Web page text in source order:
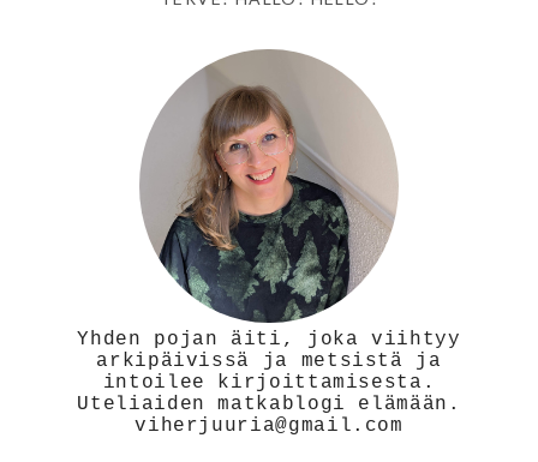
Yhden pojan äiti, joka viihtyy
arkipäivissä ja metsistä ja
intoilee kirjoittamisesta.
Uteliaiden matkablogi elämään.
viherjuuria@gmail.com